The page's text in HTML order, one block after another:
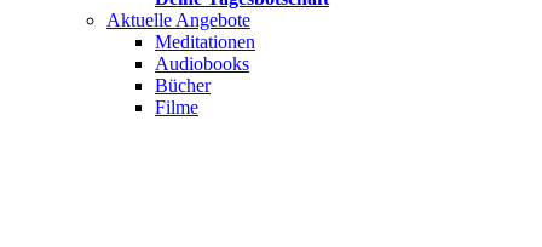
Aktuelle Angebote
Meditationen
Audiobooks
Bücher
Filme